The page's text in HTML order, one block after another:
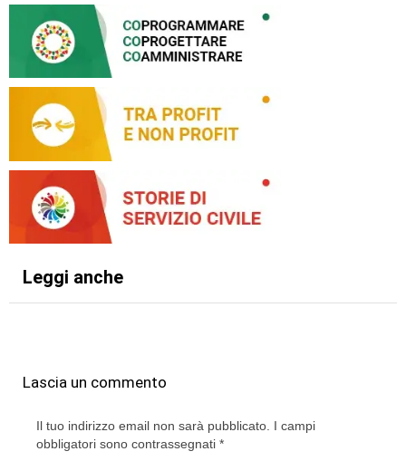
Leggi anche
Lascia un commento
Il tuo indirizzo email non sarà pubblicato. I campi
obbligatori sono contrassegnati *